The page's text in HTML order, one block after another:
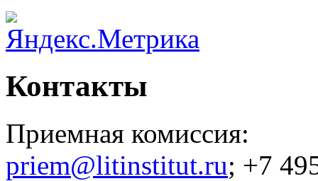
Контакты
Приемная комиссия:
priem@litinstitut.ru; +7